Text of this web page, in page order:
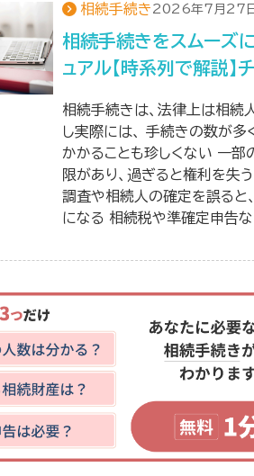
相続手続き 2026年7月27
相続手続きをスムーズ
ュアル【時系列で解説】
相続手続きは、法律上は相続
し実際には、 手続きの数が多
かかることも珍しくない 一
限があり、過ぎると権利を失
調査や相続人の確定を誤ると
になる 相続税や準確定申告